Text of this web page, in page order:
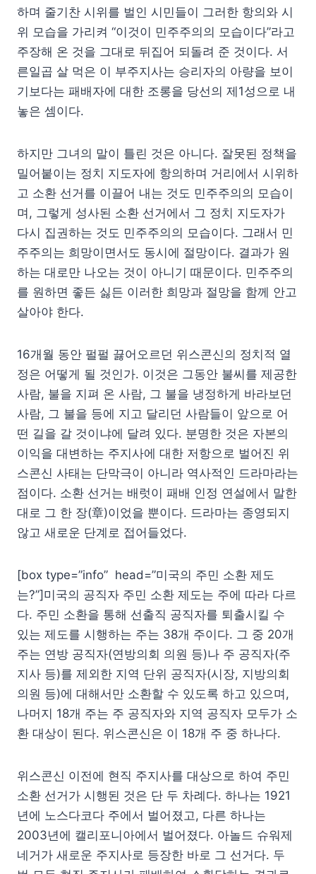
하며 줄기찬 시위를 벌인 시민들이 그러한 항의와 시
위 모습을 가리켜 “이것이 민주주의의 모습이다”라고
주장해 온 것을 그대로 뒤집어 되돌려 준 것이다. 서
른일곱 살 먹은 이 부주지사는 승리자의 아량을 보이
기보다는 패배자에 대한 조롱을 당선의 제1성으로 내
놓은 셈이다.
하지만 그녀의 말이 틀린 것은 아니다. 잘못된 정책을
밀어붙이는 정치 지도자에 항의하며 거리에서 시위하
고 소환 선거를 이끌어 내는 것도 민주주의의 모습이
며, 그렇게 성사된 소환 선거에서 그 정치 지도자가
다시 집권하는 것도 민주주의의 모습이다. 그래서 민
주주의는 희망이면서도 동시에 절망이다. 결과가 원
하는 대로만 나오는 것이 아니기 때문이다. 민주주의
를 원하면 좋든 싫든 이러한 희망과 절망을 함께 안고
살아야 한다.
16개월 동안 펄펄 끓어오르던 위스콘신의 정치적 열
정은 어떻게 될 것인가. 이것은 그동안 불씨를 제공한
사람, 불을 지펴 온 사람, 그 불을 냉정하게 바라보던
사람, 그 불을 등에 지고 달리던 사람들이 앞으로 어
떤 길을 갈 것이냐에 달려 있다. 분명한 것은 자본의
이익을 대변하는 주지사에 대한 저항으로 벌어진 위
스콘신 사태는 단막극이 아니라 역사적인 드라마라는
점이다. 소환 선거는 배럿이 패배 인정 연설에서 말한
대로 그 한 장(章)이었을 뿐이다. 드라마는 종영되지
않고 새로운 단계로 접어들었다.
[box type=”info” head=”미국의 주민 소환 제도
는?”]미국의 공직자 주민 소환 제도는 주에 따라 다르
다. 주민 소환을 통해 선출직 공직자를 퇴출시킬 수
있는 제도를 시행하는 주는 38개 주이다. 그 중 20개
주는 연방 공직자(연방의회 의원 등)나 주 공직자(주
지사 등)를 제외한 지역 단위 공직자(시장, 지방의회
의원 등)에 대해서만 소환할 수 있도록 하고 있으며,
나머지 18개 주는 주 공직자와 지역 공직자 모두가 소
환 대상이 된다. 위스콘신은 이 18개 주 중 하나다.
위스콘신 이전에 현직 주지사를 대상으로 하여 주민
소환 선거가 시행된 것은 단 두 차례다. 하나는 1921
년에 노스다코다 주에서 벌어졌고, 다른 하나는
2003년에 캘리포니아에서 벌어졌다. 아놀드 슈워제
네거가 새로운 주지사로 등장한 바로 그 선거다. 두